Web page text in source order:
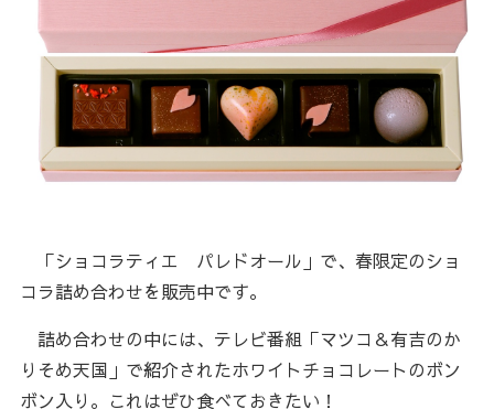
「ショコラティエ パレドオール」で、春限定のショ
コラ詰め合わせを販売中です。
詰め合わせの中には、テレビ番組「マツコ＆有吉のか
りそめ天国」で紹介されたホワイトチョコレートのボン
ボン入り。これはぜひ食べておきたい！